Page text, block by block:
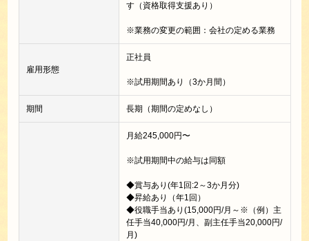
す（資格取得支援あり）
※業務の変更の範囲：会社の定める業務
雇用形態
正社員
※試用期間あり（3か月間）
期間 長期（期間の定めなし）
月給245,000円〜
※試用期間中の給与は同額
◆賞与あり(年1回:2～3か月分)
◆昇給あり（年1回）
◆役職手当あり(15,000円/月～※（例）主
任手当40,000円/月、副主任手当20,000円/
月)